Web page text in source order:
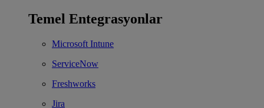
Temel Entegrasyonlar
Microsoft Intune
ServiceNow
Freshworks
Jira